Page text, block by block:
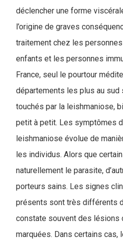
déclencher une forme
l’origine de graves
traitement chez les
enfants et les personnes
France, seul le pourtour
départements les plus au sud
touchés par la leishmaniose,
petit à petit. Les symptômes
leishmaniose évolue de
les individus. Alors que
naturellement le parasite,
porteurs sains. Les signes
présents sont très différents
constate souvent des lésions
marquées. Dans certains cas,